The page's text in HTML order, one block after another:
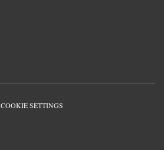
COOKIE SETTINGS